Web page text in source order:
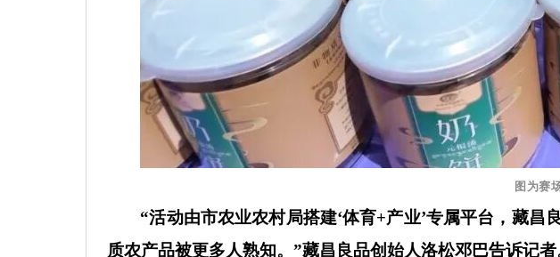
图为赛
“活动由市农业农村局搭建‘体育+产业’专属平台，藏
质农产品被更多人熟知。”藏昌良品创始人洛松邓巴告诉记者